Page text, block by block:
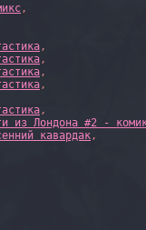
,
,
,
,
,
,
из Лондона #2 -
кавардак,